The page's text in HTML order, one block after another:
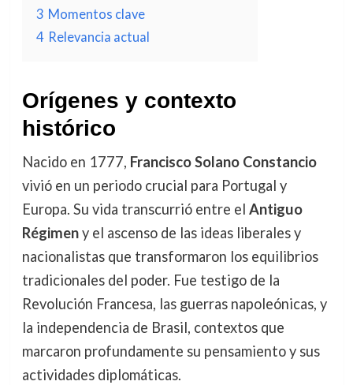
3 Momentos clave
4 Relevancia actual
Orígenes y contexto
histórico
Nacido en 1777, Francisco Solano Constancio
vivió en un periodo crucial para Portugal y
Europa. Su vida transcurrió entre el Antiguo
Régimeny el ascenso de las ideas liberales y
nacionalistas que transformaron los equilibrios
tradicionales del poder. Fue testigo de la
Revolución Francesa, las guerras napoleónicas, y
la independencia de Brasil, contextos que
marcaron profundamente su pensamiento y sus
actividades diplomáticas.